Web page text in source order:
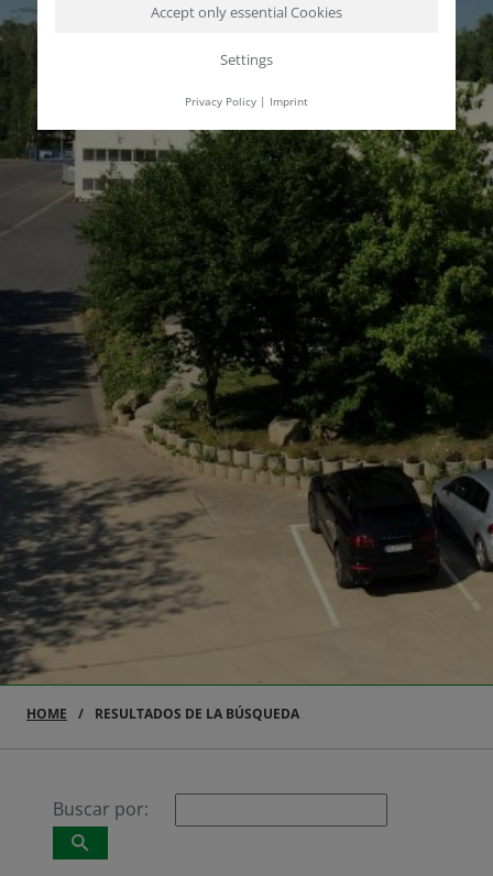
HOME RESULTADOS DE LA BÚSQUEDA
Buscar por:
Accept only essential Cookies
Settings
Privacy Policy| Imprint